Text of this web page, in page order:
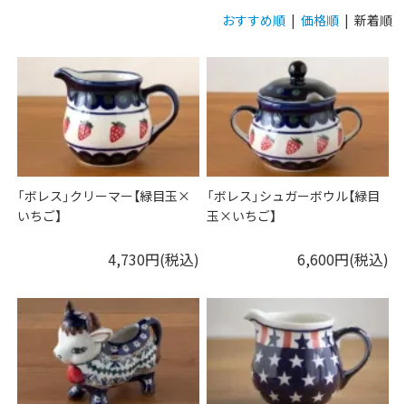
おすすめ順 | 価格順 | 新着順
「ボレス」クリーマー【緑目玉×
いちご】
4,730円(税込)
「ボレス」シュガーボウル【緑目
玉×いちご】
6,600円(税込)